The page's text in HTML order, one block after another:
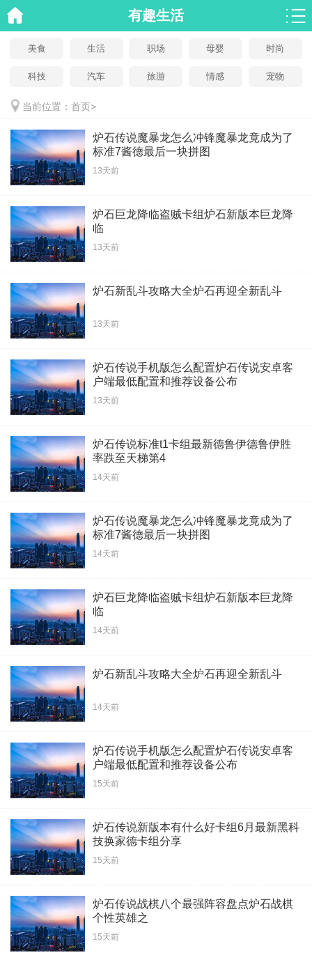
有趣生活
美食 生活 职场 母婴 时尚
科技 汽车 旅游 情感 宠物
当前位置： 首页>
炉石传说魔暴龙怎么冲锋魔暴龙竟成为了
标准7酱德最后一块拼图
13天前
炉石巨龙降临盗贼卡组炉石新版本巨龙降
临
13天前
炉石新乱斗攻略大全炉石再迎全新乱斗
13天前
炉石传说手机版怎么配置炉石传说安卓客
户端最低配置和推荐设备公布
13天前
炉石传说标准t1卡组最新德鲁伊德鲁伊胜
率跌至天梯第4
14天前
炉石传说魔暴龙怎么冲锋魔暴龙竟成为了
标准7酱德最后一块拼图
14天前
炉石巨龙降临盗贼卡组炉石新版本巨龙降
临
14天前
炉石新乱斗攻略大全炉石再迎全新乱斗
14天前
炉石传说手机版怎么配置炉石传说安卓客
户端最低配置和推荐设备公布
15天前
炉石传说新版本有什么好卡组6月最新黑科
技换家德卡组分享
15天前
炉石传说战棋八个最强阵容盘点炉石战棋
个性英雄之
15天前